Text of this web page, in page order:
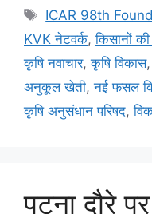
ICAR 98th
KVK नेटवर्क,किसानों
कृषि नवाचार,कृषि विकास
अनुकूल खेती,नई फसल
कृषि अनुसंधान परिषद,
पटना दौरे